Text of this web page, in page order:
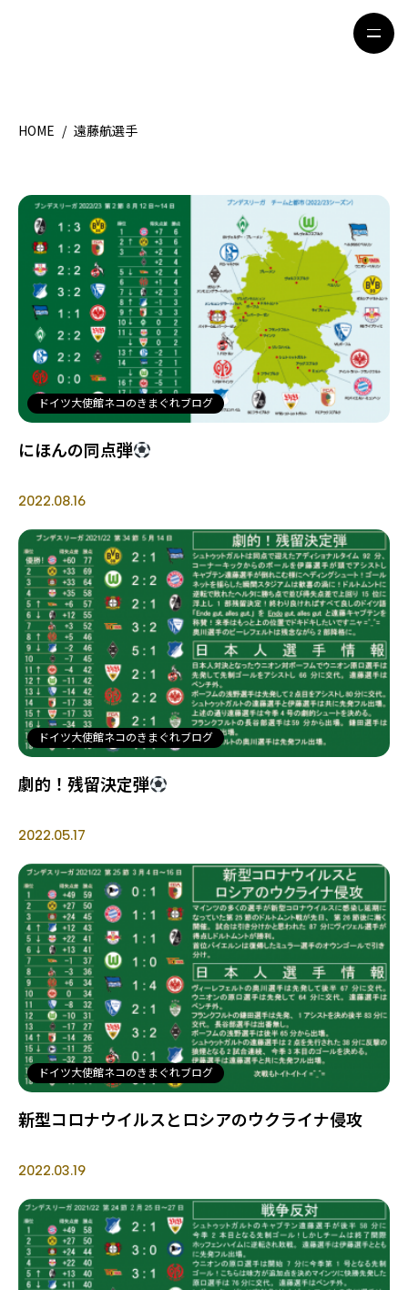
HOME
観光ガイド
留学＆キャリア
ライフスタイル
著者一覧
ライター募集
HOME / 遠藤航選手
ドイツ大使館ネコのきまぐれブログ
にほんの同点弾
2022.08.16
ドイツ大使館ネコのきまぐれブログ
劇的！残留決定弾
2022.05.17
ドイツ大使館ネコのきまぐれブログ
新型コロナウイルスとロシアのウクライナ侵攻
2022.03.19